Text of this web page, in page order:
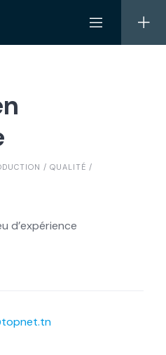
/ QUALITÉ /
d’expérience